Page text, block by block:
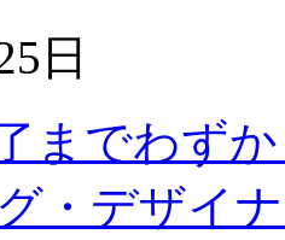
日
までわず
・デザイ